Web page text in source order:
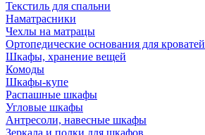
Текстиль для спальни
Наматрасники
Чехлы на матрацы
Ортопедические основания для кроватей
Шкафы, хранение вещей
Комоды
Шкафы-купе
Распашные шкафы
Угловые шкафы
Антресоли, навесные шкафы
Зеркала и полки для шкафов